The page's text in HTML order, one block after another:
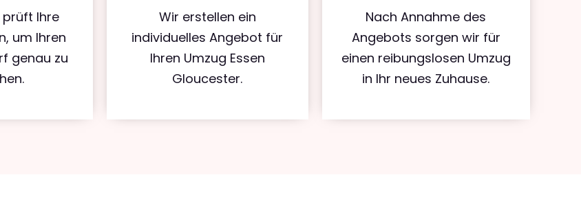
prüft Ihre
um Ihren
genau zu
Wir erstellen ein
individuelles Angebot für
Ihren Umzug Essen
Gloucester.
Nach Annahme des
Angebots sorgen wir für
einen reibungslosen Umzug
in Ihr neues Zuhause.